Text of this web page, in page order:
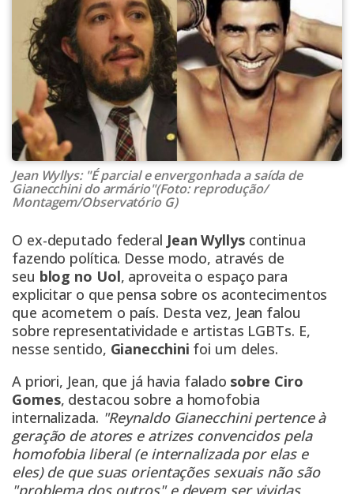
Jean Wyllys: "É parcial e envergonhada a saída de
Gianecchini do armário"(Foto: reprodução/
Montagem/Observatório G)
O ex-deputado federal Jean Wyllyscontinua
fazendo política. Desse modo, através de
seu blog no Uol, aproveita o espaço para
explicitar o que pensa sobre os acontecimentos
que acometem o país. Desta vez, Jean falou
sobre representatividade e artistas LGBTs. E,
nesse sentido, Gianecchini foi um deles.
A priori, Jean, que já havia falado sobre Ciro
Gomes, destacou sobre a homofobia
internalizada. "Reynaldo Gianecchini pertence à
geração de atores e atrizes convencidos pela
homofobia liberal (e internalizada por elas e
eles) de que suas orientações sexuais não são
"problema dos outros" e devem ser vividas